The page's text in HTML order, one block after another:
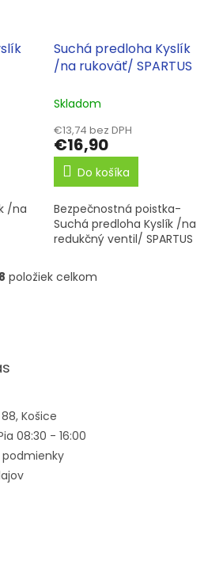
/na
Suchá predloha Kyslík
/na rukoväť/ SPARTUS
Skladom
€13,74 bez DPH
€16,90
Do košíka
Bezpečnostná poistka-
Suchá predloha Kyslík /na
redukčný ventil/ SPARTUS
O
p
r
v
k
položiek celkom
Košice
08:30 - 16:00